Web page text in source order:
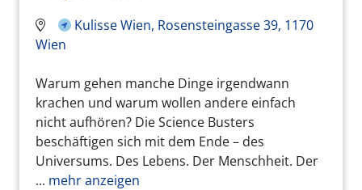
Kulisse Wien, Rosensteingasse 39, 1170
Wien
Warum gehen manche Dinge irgendwann
krachen und warum wollen andere einfach
nicht aufhören? Die Science Busters
beschäftigen sich mit dem Ende – des
Universums. Des Lebens. Der Menschheit. Der
... mehr anzeigen